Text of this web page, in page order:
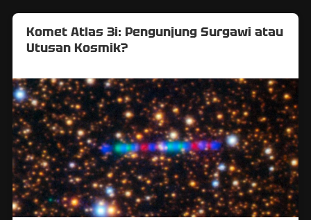
Komet Atlas 3i: Pengunjung Surgawi atau
Utusan Kosmik?